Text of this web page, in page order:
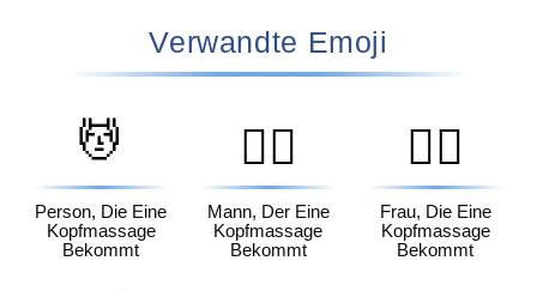
Verwandte Emoji
💆
Person, Die Eine
Kopfmassage
Bekommt
💆‍♂️
Mann, Der Eine
Kopfmassage
Bekommt
💆‍♀️
Frau, Die Eine
Kopfmassage
Bekommt